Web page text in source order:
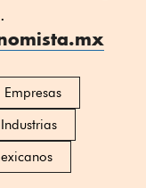
Empresas
Industrias